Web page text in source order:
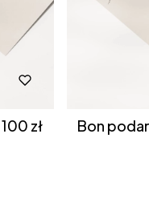
zł Bon